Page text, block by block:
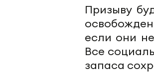
Призыву
если они
Все
запаса